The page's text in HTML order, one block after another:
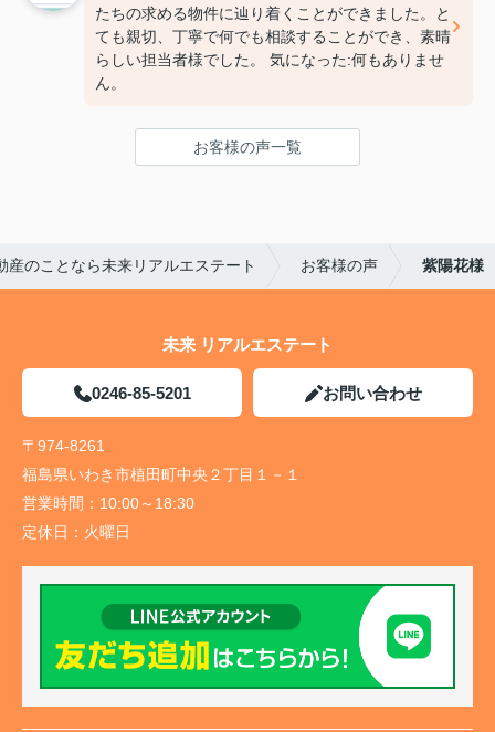
たちの求める物件に辿り着くことができました。と
ても親切、丁寧で何でも相談することができ、素晴
らしい担当者様でした。 気になった:何もありませ
ん。
お客様の声一覧
産のことなら未来リアルエステート お客様の声 紫陽花様
未来 リアルエステート
0246-85-5201 お問い合わせ
〒974-8261
福島県いわき市植田町中央２丁目１－１
営業時間： 10:00～18:30
定休日： 火曜日